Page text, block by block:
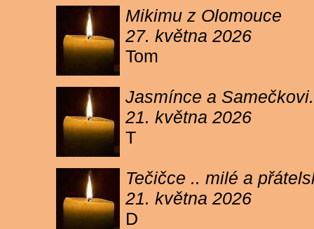
Mikimu z Olomouce
27. května 2026
Tom
Jasmínce a
21. května 2026
T
Tečičce .. milé a
21. května 2026
D